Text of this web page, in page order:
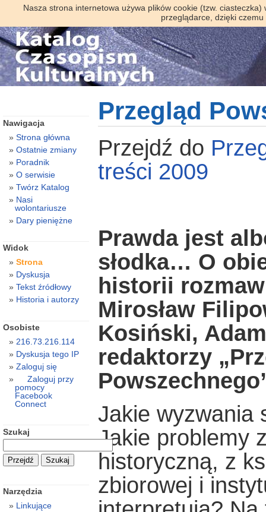
Nasza strona internetowa używa plików cookie (tzw.
przeglądarce, dzięki
Przegląd
Przejdź do
treści 2009
Prawda jest
słodka… O
historii
Mirosław
Kosiński,
redaktorzy
Jakie wyzwania
Jakie problemy
historyczną, z
zbiorowej i
Nawigacja
Strona główna
Ostatnie zmiany
Poradnik
O serwisie
Twórz Katalog
Nasi
wolontariusze
Dary pieniężne
Widok
Strona
Dyskusja
Tekst źródłowy
Historia i autorzy
Osobiste
216.73.216.114
Dyskusja tego IP
Zaloguj się
Zaloguj przy
pomocy
Facebook
Connect
Szukaj
Narzędzia
Linkujące